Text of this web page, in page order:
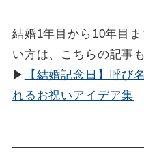
結婚1年目から10年目
い方は、こちらの記事
▶
【結婚記念日】呼び
れるお祝いアイデア集